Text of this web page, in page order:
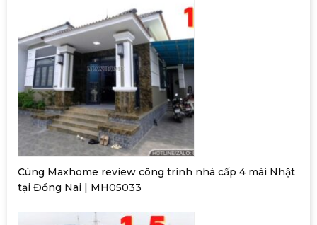
Cùng Maxhome review công trình nhà cấp 4 mái Nhật
tại Đồng Nai | MH05033